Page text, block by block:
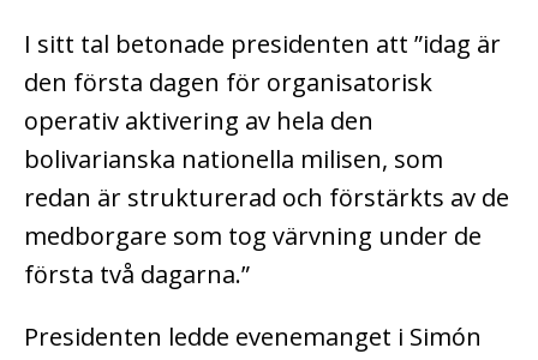
I sitt tal betonade presidenten att ”idag är
den första dagen för organisatorisk
operativ aktivering av hela den
bolivarianska nationella milisen, som
redan är strukturerad och förstärkts av de
medborgare som tog värvning under de
första två dagarna.”
Presidenten ledde evenemanget i Simón